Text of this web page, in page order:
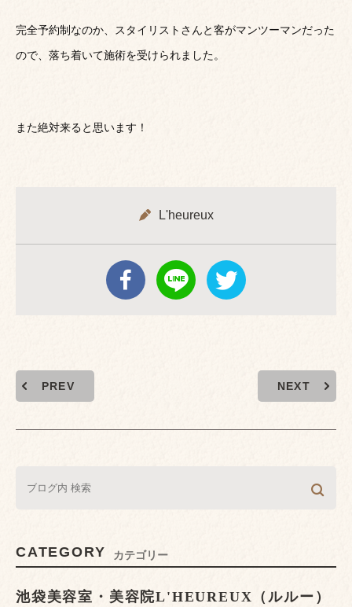
完全予約制なのか、スタイリストさんと客がマンツーマンだった
ので、落ち着いて施術を受けられました。
また絶対来ると思います！
L'heureux
PREV NEXT
CATEGORY カテゴリー
池袋美容室・美容院L'HEUREUX（ルルー）